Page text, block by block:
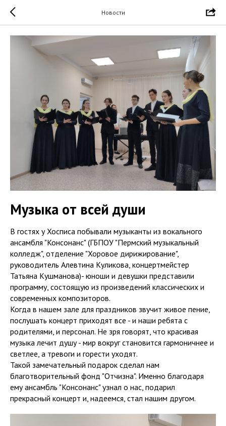
Новости
Музыка от всей души
В гостях у Хосписа побывали музыканты из вокального
ансамбля "Консонанс" (ГБПОУ "Пермский музыкальный
колледж", отделение "Хоровое дирижирование",
руководитель Алевтина Куликова, концертмейстер
Татьяна Кушманова)- юноши и девушки представили
программу, состоящую из произведений классических и
современных композиторов.
Когда в нашем зале для праздников звучит живое пение,
послушать концерт приходят все - и наши ребята с
родителями, и персонал. Не зря говорят, что красивая
музыка лечит душу - мир вокруг становится гармоничнее и
светлее, а тревоги и горести уходят.
Такой замечательный подарок сделал нам
благотворительный фонд "Отчизна". Именно благодаря
ему ансамбль "Консонанс" узнал о нас, подарил
прекрасный концерт и, надеемся, стал нашим другом.